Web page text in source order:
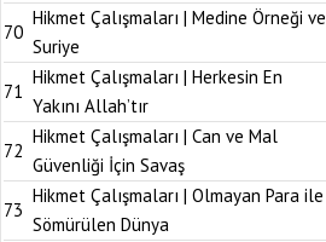
70
Hikmet Çalışmaları | Medine Örneği ve
Suriye
71
Hikmet Çalışmaları | Herkesin En
Yakını Allah’tır
72
Hikmet Çalışmaları | Can ve Mal
Güvenliği İçin Savaş
73
Hikmet Çalışmaları | Olmayan Para ile
Sömürülen Dünya